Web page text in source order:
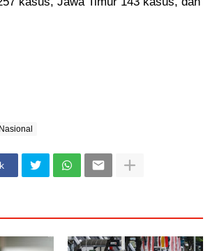
Nasional